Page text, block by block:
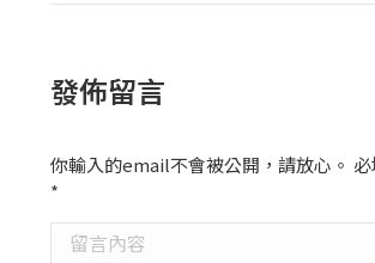
發佈留言
你輸入的email不會被公開，請放心。
*
留言內容